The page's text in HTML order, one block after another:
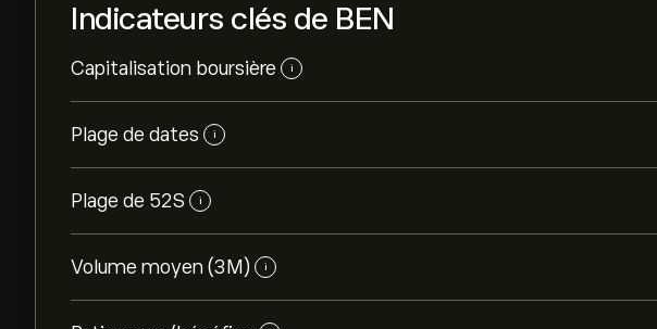
Indicateurs clés de BEN
Capitalisation boursière i
Plage de dates i
Plage de 52S i
Volume moyen (3M) i